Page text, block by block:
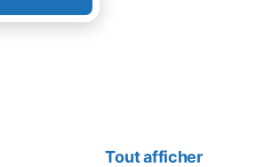
Tout afficher